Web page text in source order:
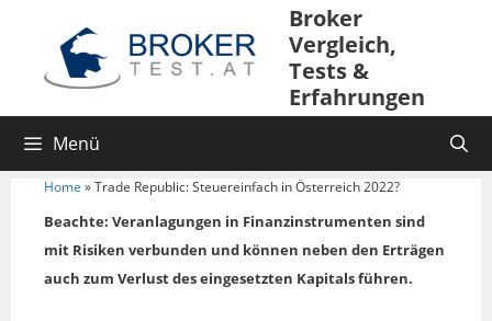
Broker
Vergleich,
Tests &
Erfahrungen
Menü
Home »Trade Republic: Steuereinfach in Österreich 2022?
Beachte: Veranlagungen in Finanzinstrumenten sind
mit Risiken verbunden und können neben den Erträgen
auch zum Verlust des eingesetzten Kapitals führen.